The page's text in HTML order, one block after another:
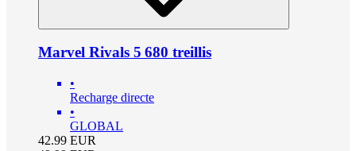
Marvel Rivals 5 680 treillis
•
Recharge directe
•
GLOBAL
42.99 EUR